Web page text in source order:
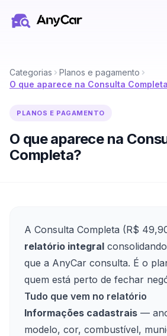
Categorias
Planos e pagamento
O que aparece na Consulta
PLANOS E PAGAMENTO
O que aparece na
Completa?
A Consulta Completa (R$
relatório integral
que a AnyCar consulta. É o
quem está perto de fechar
Tudo que vem no relatório
Informações cadastrais —
modelo, cor, combustível,